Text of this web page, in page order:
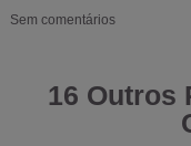
Sem comentários
16 Outros